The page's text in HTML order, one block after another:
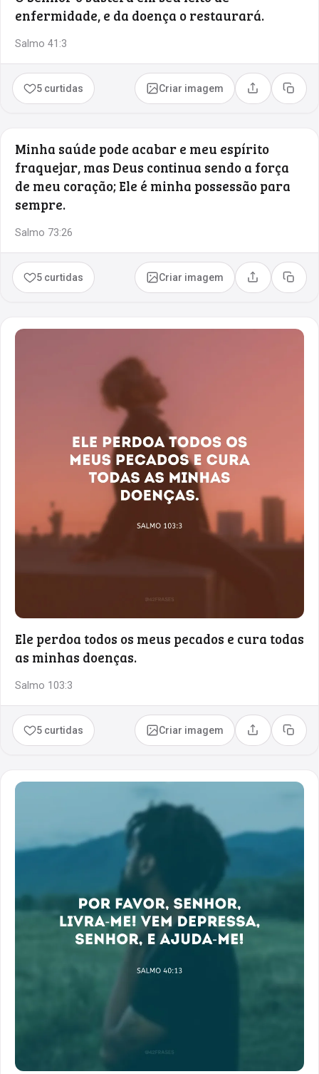
enfermidade, e da doença o restaurará.
Salmo 41:3
5 curtidas Criar imagem Compartilhar
Copiar
Minha saúde pode acabar e meu espírito
fraquejar, mas Deus continua sendo a força
de meu coração; Ele é minha possessão para
sempre.
Salmo 73:26
5 curtidas Criar imagem Compartilhar
Copiar
Ele perdoa todos os meus pecados e cura todas
as minhas doenças.
Salmo 103:3
5 curtidas Criar imagem Compartilhar
Copiar